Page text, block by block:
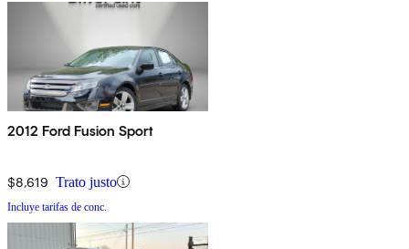
2012 Ford Fusion Sport
$8,619 Trato justo
Incluye tarifas de conc.